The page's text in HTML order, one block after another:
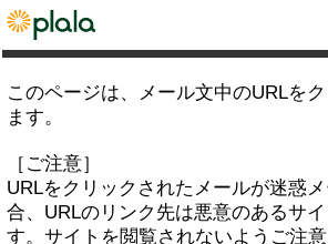
このページは、メール文中のURLを
ます。
［ご注意］
URLをクリックされたメールが迷惑
合、URLのリンク先は悪意のあるサ
す。サイトを閲覧されないようご注意